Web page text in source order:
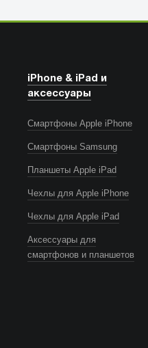
iPhone & iPad и
аксессуары
Смартфоны Apple iPhone
Смартфоны Samsung
Планшеты Apple iPad
Чехлы для Apple iPhone
Чехлы для Apple iPad
Аксессуары для
смартфонов и планшетов